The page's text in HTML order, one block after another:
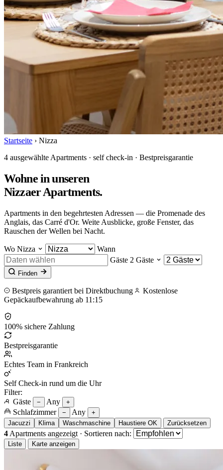
Startseite › Nizza
4 ausgewählte Apartments · self check-in · Bestpreisgarantie
Wohne in unseren
Nizzaer Apartments.
Apartments in den begehrtesten Adressen — die Promenade des
Anglais, das Carré d'Or. Weite Ausblicke, große Fenster, das
Rauschen der Wellen bei Nacht.
Wo Nizza
Wann
Gäste 2 Gäste
Finden
Bestpreis garantiert bei Direktbuchung
Kostenlose
Gepäckaufbewahrung ab 11:15
100% sichere Zahlung
Bestpreisgarantie
Echtes Team in Frankreich
Self Check-in rund um die Uhr
Filter:
Gäste
− Any +
Schlafzimmer − Any
+
Jacuzzi
Klima Waschmaschine Haustiere OK Zurücksetzen
4 Apartments angezeigt · Sortieren nach:
Liste Karte anzeigen